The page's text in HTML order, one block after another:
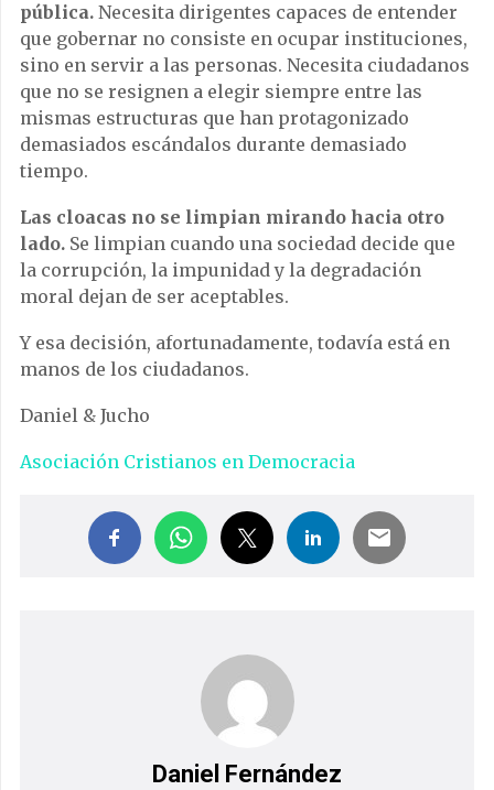
pública. Necesita dirigentes capaces de entender
que gobernar no consiste en ocupar instituciones,
sino en servir a las personas. Necesita ciudadanos
que no se resignen a elegir siempre entre las
mismas estructuras que han protagonizado
demasiados escándalos durante demasiado
tiempo.
Las cloacas no se limpian mirando hacia otro
lado. Se limpian cuando una sociedad decide que
la corrupción, la impunidad y la degradación
moral dejan de ser aceptables.
Y esa decisión, afortunadamente, todavía está en
manos de los ciudadanos.
Daniel & Jucho
Asociación Cristianos en Democracia
Daniel Fernández